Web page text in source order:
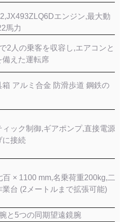
エンジン,最大動
馬力
2人の乗客を収容し,エアコンと
備えた運転席
箱 アルミ合金 防滑歩道 鋼鉄の
ィック制御,ギアポンプ,直接電源
に接続
百 × 1100 mm,名乗荷重200kg,二
業台 (2メートルまで拡張可能)
と5つの同期望遠鏡腕